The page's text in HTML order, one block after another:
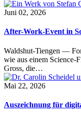
Juni 02, 2026
After-Work-Event in
Waldshut-Tiengen —
wie aus einem Science-
Gross, die…
Mai 22, 2026
Auszeichnung für